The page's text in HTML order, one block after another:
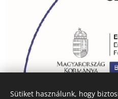
Sütiket használunk, hogy